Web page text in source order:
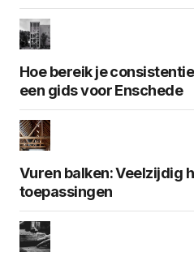
Hoe bereik je
een gids voor Enschede
Vuren balken: Veelzijdig
toepassingen